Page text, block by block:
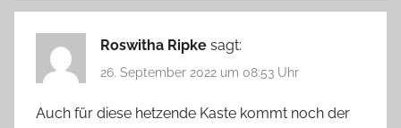
Roswitha Ripke sagt:
26. September 2022 um 08:53 Uhr
Auch für diese hetzende Kaste kommt noch der